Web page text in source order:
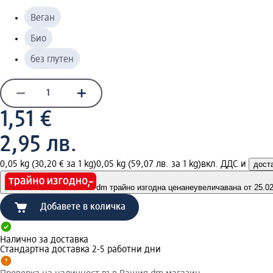
Веган
Био
без глутен
1,51 €
2,95 лв.
0,05 kg (30,20 € за 1 kg)0,05 kg (59,07 лв. за 1 kg)вкл. ДДС и
dm трайно изгодна ценанеувеличавана от
Добавете в количка
Налично за доставка
Стандартна доставка 2-5 работни дни